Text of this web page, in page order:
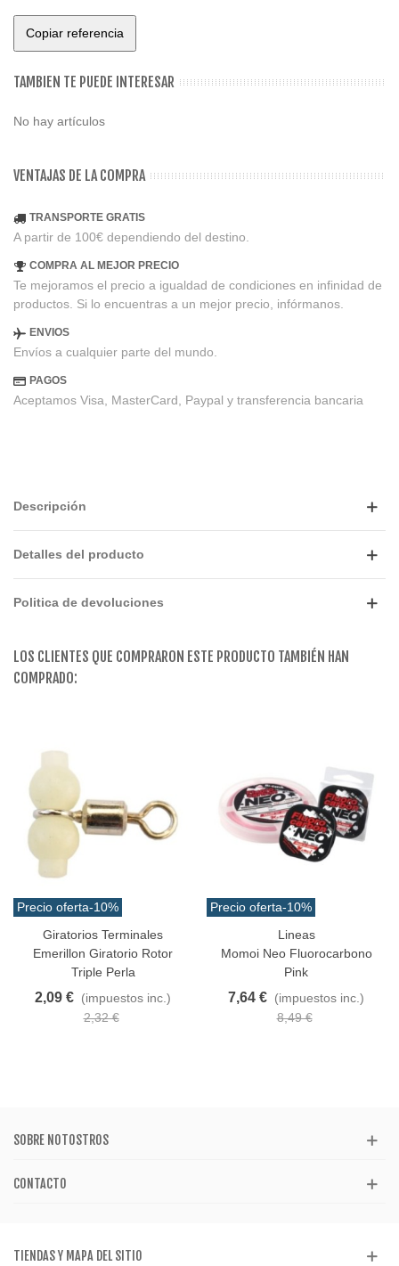
Copiar referencia
TAMBIEN TE PUEDE INTERESAR
No hay artículos
VENTAJAS DE LA COMPRA
TRANSPORTE GRATIS
A partir de 100€ dependiendo del destino.
COMPRA AL MEJOR PRECIO
Te mejoramos el precio a igualdad de condiciones en infinidad de
productos. Si lo encuentras a un mejor precio, infórmanos.
ENVIOS
Envíos a cualquier parte del mundo.
PAGOS
Aceptamos Visa, MasterCard, Paypal y transferencia bancaria
Descripción
Detalles del producto
Politica de devoluciones
LOS CLIENTES QUE COMPRARON ESTE PRODUCTO TAMBIÉN HAN
COMPRADO:
Precio oferta-10%
Giratorios Terminales
Emerillon Giratorio Rotor
Triple Perla
2,09 € (impuestos inc.)
2,32 €
Precio oferta-10%
Lineas
Momoi Neo Fluorocarbono
Pink
7,64 € (impuestos inc.)
8,49 €
SOBRE NOTOSTROS
CONTACTO
TIENDAS Y MAPA DEL SITIO